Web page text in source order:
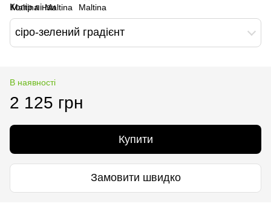
Колір лінзи
сіро-зелений градієнт
В наявності
2 125 грн
Купити
Замовити швидко